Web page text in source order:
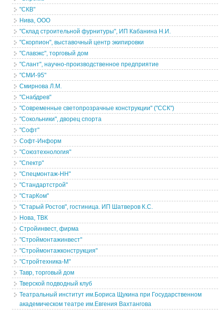
"СКВ"
Нива, ООО
"Склад строительной фурнитуры", ИП Кабанина Н.И.
"Скорпион", выставочный центр экипировки
"Славэкс", торговый дом
"Слант", научно-производственное предприятие
"СМИ-95"
Смирнова Л.М.
"Снабдрев"
"Современные светопрозрачные конструкции" ("ССК")
"Сокольники", дворец спорта
"Софт"
Софт-Информ
"Союзтехнология"
"Спектр"
"Спецмонтаж-НН"
"Стандартстрой"
"СтарКом"
"Старый Ростов", гостиница. ИП Шатверов К.С.
Нова, ТВК
Стройинвест, фирма
"Строймонтажинвест"
"Строймонтажконструкция"
"Стройтехника-М"
Тавр, торговый дом
Тверской подводный клуб
Театральный институт им.Бориса Щукина при Государственном
академическом театре им.Евгения Вахтангова